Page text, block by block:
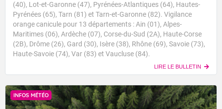
(40), Lot-et-Garonne (47), Pyrénées-Atlantiques (64), Hautes-
Pyrénées (65), Tarn (81) et Tarn-et-Garonne (82). Vigilance
orange canicule pour 13 départements : Ain (01), Alpes-
Maritimes (06), Ardèche (07), Corse-du-Sud (2A), Haute-Corse
(2B), Drôme (26), Gard (30), Isère (38), Rhône (69), Savoie (73),
Haute-Savoie (74), Var (83) et Vaucluse (84).
LIRE LE BULLETIN
INFOS MÉTÉO